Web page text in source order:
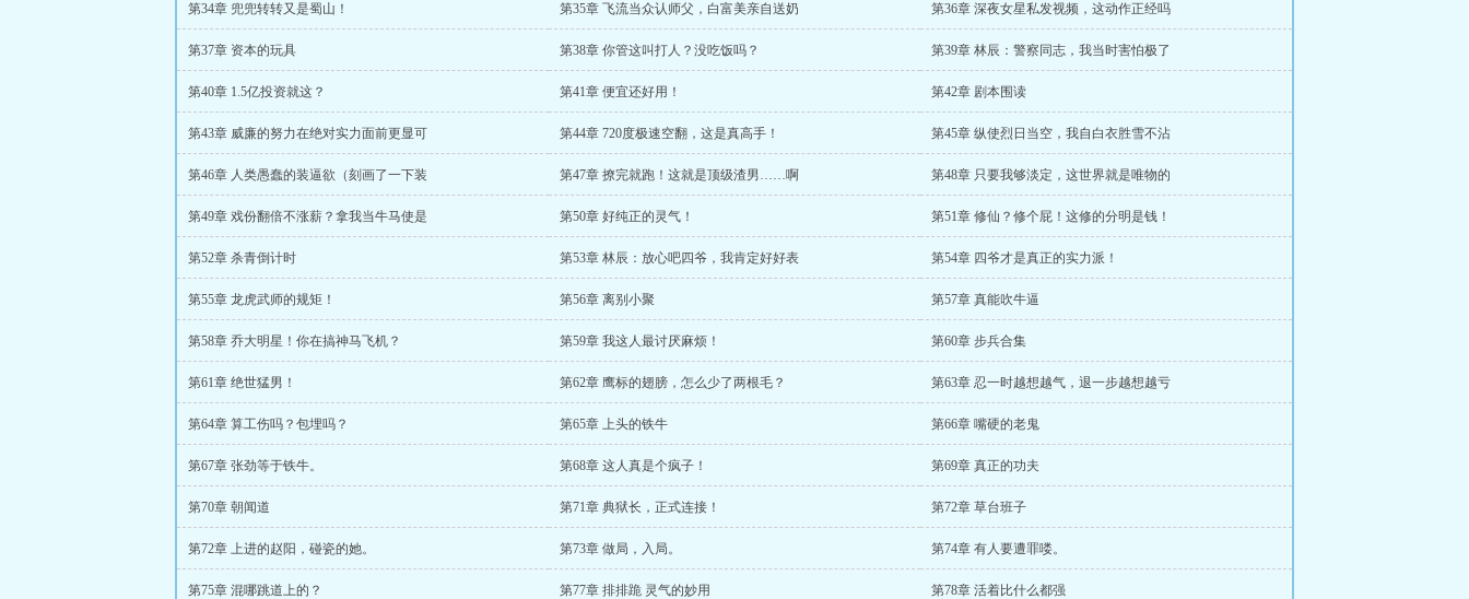
第34章 兜兜转转又是蜀山！ 第35章 飞流当众认师父，白富美亲自送奶 第36章 深夜女星私发视频，这动作正经吗
第37章 资本的玩具 第38章 你管这叫打人？没吃饭吗？ 第39章 林辰：警察同志，我当时害怕极了
第40章 1.5亿投资就这？ 第41章 便宜还好用！ 第42章 剧本围读
第43章 威廉的努力在绝对实力面前更显可 第44章 720度极速空翻，这是真高手！ 第45章 纵使烈日当空，我自白衣胜雪不沾
第46章 人类愚蠢的装逼欲（刻画了一下装 第47章 撩完就跑！这就是顶级渣男……啊 第48章 只要我够淡定，这世界就是唯物的
第49章 戏份翻倍不涨薪？拿我当牛马使是 第50章 好纯正的灵气！ 第51章 修仙？修个屁！这修的分明是钱！
第52章 杀青倒计时 第53章 林辰：放心吧四爷，我肯定好好表 第54章 四爷才是真正的实力派！
第55章 龙虎武师的规矩！ 第56章 离别小聚 第57章 真能吹牛逼
第58章 乔大明星！你在搞神马飞机？ 第59章 我这人最讨厌麻烦！ 第60章 步兵合集
第61章 绝世猛男！ 第62章 鹰标的翅膀，怎么少了两根毛？ 第63章 忍一时越想越气，退一步越想越亏
第64章 算工伤吗？包埋吗？ 第65章 上头的铁牛 第66章 嘴硬的老鬼
第67章 张劲等于铁牛。 第68章 这人真是个疯子！ 第69章 真正的功夫
第70章 朝闻道 第71章 典狱长，正式连接！ 第72章 草台班子
第72章 上进的赵阳，碰瓷的她。 第73章 做局，入局。 第74章 有人要遭罪喽。
第75章 混哪跳道上的？ 第77章 排排跪 灵气的妙用 第78章 活着比什么都强